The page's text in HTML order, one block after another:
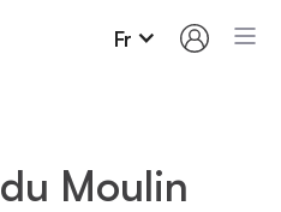
Fr
Moulin